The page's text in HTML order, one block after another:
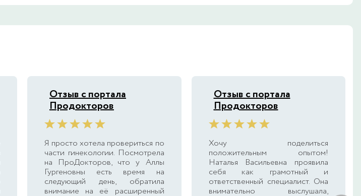
Отзыв с портала
Продокторов
Я просто хотела провериться по
части гинекологии. Посмотрела
на ПроДокторов, что у Аллы
Гургеновны есть время на
следующий день, обратила
внимание на её расширенный
Отзыв с портала
Продокторов
Хочу поделиться
положительным опытом!
Наталья Васильевна проявила
себя как грамотный и
ответственный специалист. Она
внимательно выслушала,